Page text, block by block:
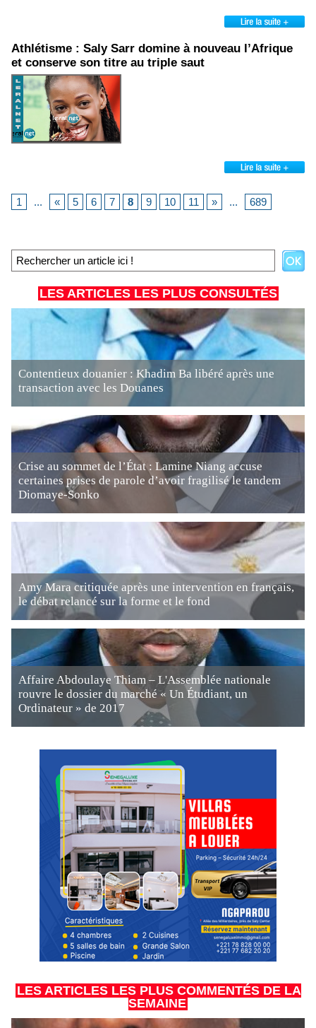
Athlétisme : Saly Sarr domine à nouveau l’Afrique
et conserve son titre au triple saut
1 ... « 5 6 7 8 9 10 11 » ... 689
LES ARTICLES LES PLUS CONSULTÉS
Contentieux douanier : Khadim Ba libéré après une
transaction avec les Douanes
Crise au sommet de l’État : Lamine Niang accuse
certaines prises de parole d’avoir fragilisé le tandem
Diomaye-Sonko
Amy Mara critiquée après une intervention en français,
le débat relancé sur la forme et le fond
Affaire Abdoulaye Thiam – L'Assemblée nationale
rouvre le dossier du marché « Un Étudiant, un
Ordinateur » de 2017
LES ARTICLES LES PLUS COMMENTÉS DE LA
SEMAINE